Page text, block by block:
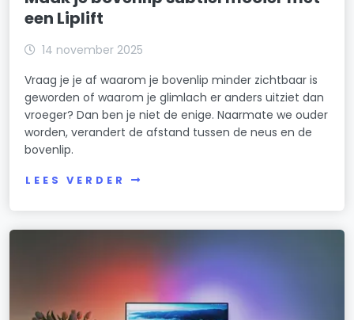
een Liplift
14 november 2025
Vraag je je af waarom je bovenlip minder zichtbaar is
geworden of waarom je glimlach er anders uitziet dan
vroeger? Dan ben je niet de enige. Naarmate we ouder
worden, verandert de afstand tussen de neus en de
bovenlip.
LEES VERDER